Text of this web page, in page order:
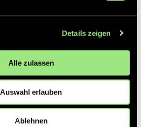
Details zeigen
Alle zulassen
Auswahl erlauben
Ablehnen